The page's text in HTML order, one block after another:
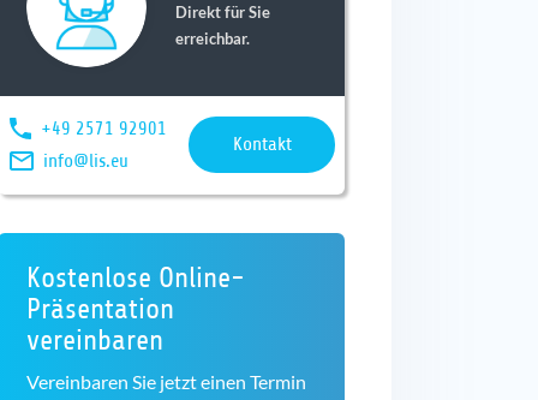
Direkt für Sie
erreichbar.
+49 2571 92901
info@lis.eu
Kontakt
Kostenlose Online-
Präsentation
vereinbaren
Vereinbaren Sie jetzt einen Termin